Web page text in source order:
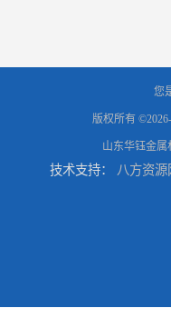
您
版权所有
山东华钰金属
技术支持： 八方资源